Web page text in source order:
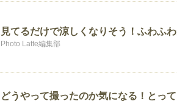
見てるだけで涼しくなりそう！ふわふ
Photo Latte編集部
どうやって撮ったのか気になる！とっ